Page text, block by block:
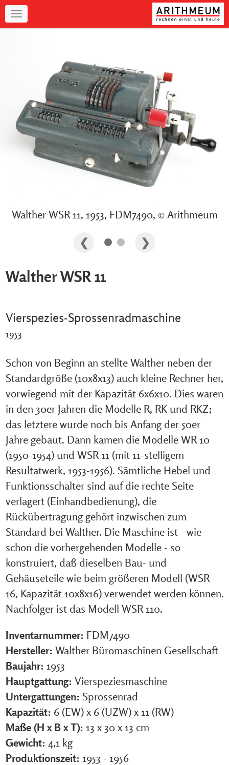
Navigation
Walther WSR 11, 1953, FDM7490, © Arithmeum
Walther WSR 11
Vierspezies-Sprossenradmaschine
1953
Schon von Beginn an stellte Walther neben der
Standardgröße (10x8x13) auch kleine Rechner her,
vorwiegend mit der Kapazität 6x6x10. Dies waren
in den 30er Jahren die Modelle R, RK und RKZ;
das letztere wurde noch bis Anfang der 50er
Jahre gebaut. Dann kamen die Modelle WR 10
(1950-1954) und WSR 11 (mit 11-stelligem
Resultatwerk, 1953-1956). Sämtliche Hebel und
Funktionsschalter sind auf die rechte Seite
verlagert (Einhandbedienung), die
Rückübertragung gehört inzwischen zum
Standard bei Walther. Die Maschine ist - wie
schon die vorhergehenden Modelle - so
konstruiert, daß dieselben Bau- und
Gehäuseteile wie beim größeren Modell (WSR
16, Kapazität 10x8x16) verwendet werden können.
Nachfolger ist das Modell WSR 110.
Inventarnummer: FDM7490
Hersteller: Walther Büromaschinen Gesellschaft
Baujahr: 1953
Hauptgattung: Vierspeziesmaschine
Untergattungen: Sprossenrad
Kapazität: 6 (EW) x 6 (UZW) x 11 (RW)
Maße (H x B x T): 13 x 30 x 13 cm
Gewicht: 4,1 kg
Produktionszeit: 1953 - 1956